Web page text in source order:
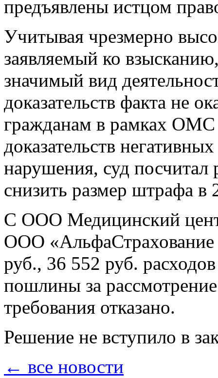
предъявлены истцом
Учитывая чрезмерно
заявляемый ко
значимый вид
доказательств факта не
гражданам в рамках ОМС
доказательств
нарушения, суд
снизить размер штрафа
С ООО Медицинский
ООО
руб., 36 552 руб.
пошлины за
требования отказано.
Решение не вступило в
← все новости